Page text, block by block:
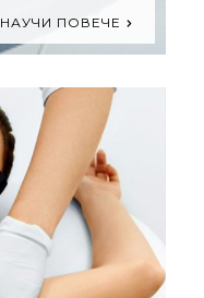
НАУЧИ ПОВЕЧЕ